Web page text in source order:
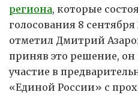
региона, которые
голосования 8 сентября
отметил Дмитрий
приняв это решение, он
участие в
«Единой России» с